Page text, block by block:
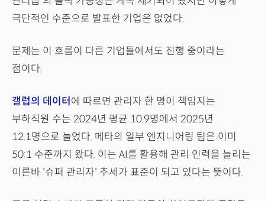
극단적인 수준으로 발표한 기업은 없었다.
문제는 이 흐름이 다른 기업들에서도 진행 중이라는
점이다.
갤럽의 데이터 에 따르면 관리자 한 명이 책임지는
부하직원 수는 2024년 평균 10.9명에서 2025년
12.1명으로 늘었다. 메타의 일부 엔지니어링 팀은 이미
50:1 수준까지 왔다. 이는 AI를 활용해 관리 인력을 늘리는
이른바 '슈퍼 관리자' 추세가 표준이 되고 있다는 뜻이다.